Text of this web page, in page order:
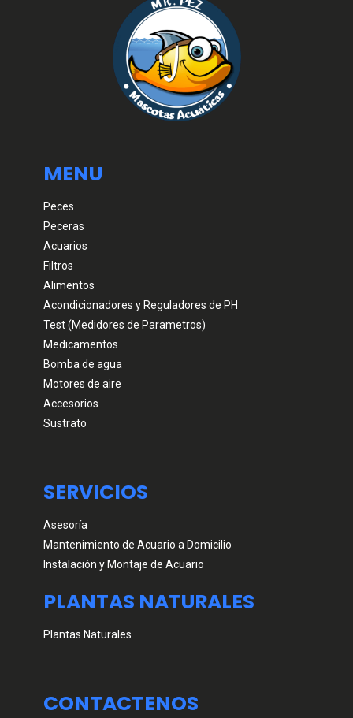
MENU
Peces
Peceras
Acuarios
Filtros
Alimentos
Acondicionadores y Reguladores de PH
Test (Medidores de Parametros)
Medicamentos
Bomba de agua
Motores de aire
Accesorios
Sustrato
SERVICIOS
Asesoría
Mantenimiento de Acuario a Domicilio
Instalación y Montaje de Acuario
PLANTAS NATURALES
Plantas Naturales
CONTACTENOS